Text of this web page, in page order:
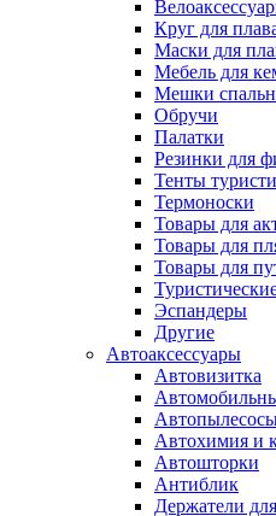
Круг для
Маски для
Мебель для
Мешки
Обручи
Палатки
Резинки для
Тенты
Термоноски
Товары для
Товары для
Товары для
Эспандеры
Другие
Автоаксессуары
Автовизитка
Автохимия и
Автошторки
Антиблик
Держатели